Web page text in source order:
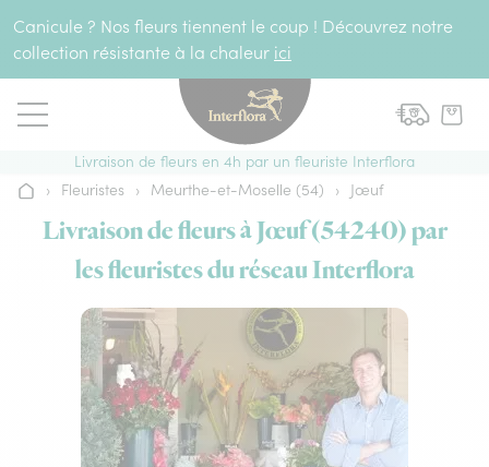
Canicule ? Nos fleurs tiennent le coup ! Découvrez notre
collection résistante à la chaleur ici
Livraison de fleurs en 4h par un fleuriste Interflora
Accueil
› Fleuristes › Meurthe-et-Moselle (54) › Jœuf
Livraison de fleurs à Jœuf (54240) par
les fleuristes du réseau Interflora